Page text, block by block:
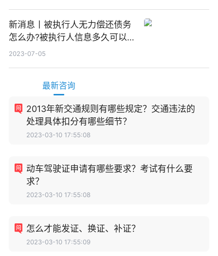
新消息丨被执行人无力偿还债务
怎么办?被执行人信息多久可以
消除?
2023-07-05
最新咨询
2013年新交通规则有哪些规定？交通违法的
处理具体扣分有哪些细节？
2023-03-10 17:55:08
动车驾驶证申请有哪些要求？考试有什么要
求？
2023-03-10 17:55:08
怎么才能发证、换证、补证？
2023-03-10 17:55:09